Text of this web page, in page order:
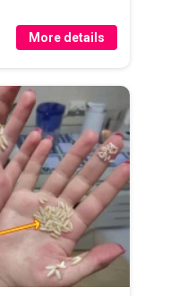
More details